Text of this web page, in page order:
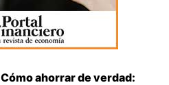
Cómo ahorrar de verdad: